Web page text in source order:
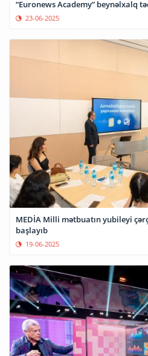
“Euronews Academy” beynəlxalq
23-06-2025
MEDİA Milli mətbuatın yubileyi
başlayıb
19-06-2025